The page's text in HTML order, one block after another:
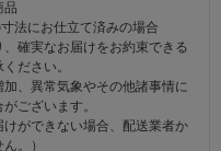
品
法にお仕立て済みの場合
確実なお届けをお約束できる
ださい。
、異常気象やその他諸事情に
ございます。
ができない場合、配送業者か
。）